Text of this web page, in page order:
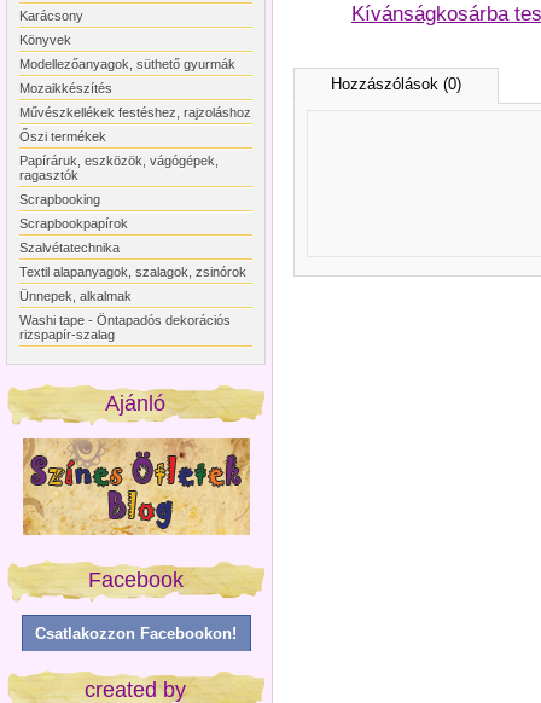
Karácsony
Könyvek
Modellezőanyagok, süthető gyurmák
Mozaikkészítés
Művészkellékek festéshez, rajzoláshoz
Őszi termékek
Papíráruk, eszközök, vágógépek,
ragasztók
Scrapbooking
Scrapbookpapírok
Szalvétatechnika
Textil alapanyagok, szalagok, zsinórok
Ünnepek, alkalmak
Washi tape - Öntapadós dekorációs
rizspapír-szalag
Ajánló
Facebook
Csatlakozzon Facebookon!
created by
Kívánságkosárba
Hozzászólások (0)